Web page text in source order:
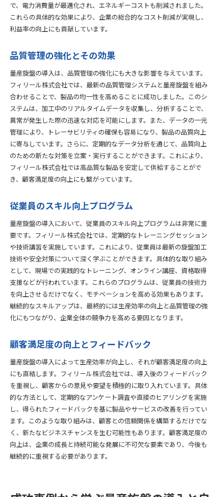
で、電力消費量が最適化され、エネルギーコストも削減されました。
これらの具体的な効果により、企業の総合的なコスト削減が実現し、
利益率の向上にも貢献しています。
品質管理の強化とその効果
量産旋盤の導入は、品質管理の強化にも大きな影響を与えています。
フィリール株式会社では、最新の品質管理システムと量産旋盤を組み
合わせることで、製品の均一性を高めることに成功しました。このシ
ステムは、加工中のリアルタイムデータを収集し、分析することで、
異常が発生した際の迅速な対応を可能にします。また、データの一元
管理により、トレーサビリティの確保も容易になり、製品の品質向上
に寄与しています。さらに、定期的なデータ分析を通じて、品質向上
のための新たな対策を立案・実行することができます。これにより、
フィリール株式会社では高品質な製品を安定して供給することがで
き、顧客満足度の向上にも繋がっています。
従業員のスキル向上プログラム
量産旋盤の導入において、従業員のスキル向上プログラムは非常に重
要です。フィリール株式会社では、定期的なトレーニングセッション
や技術講習を実施しています。これにより、従業員は最新の旋盤加工
技術や安全対策について深く学ぶことができます。具体的な取り組み
として、現場での実践的なトレーニング、オンライン講座、資格取得
支援などが行われています。これらのプログラムは、従業員の技術力
を向上させるだけでなく、モチベーションを高める効果もあります。
継続的なスキルアップは、最終的には生産効率の向上と品質管理の強
化にもつながり、企業全体の競争力を高める要因となります。
顧客満足度の向上とフィードバック
量産旋盤の導入によって生産効率が向上し、それが顧客満足度の向上
にも直結します。フィリール株式会社では、導入後のフィードバック
を重視し、顧客からの意見や要望を積極的に取り入れています。具体
的な方法として、定期的なアンケート調査や直接のヒアリングを実施
し、得られたフィードバックを基に製品やサービスの改善を行ってい
ます。このような取り組みは、顧客との信頼関係を構築するだけでな
く、新たなビジネスチャンスを生む可能性もあります。顧客満足度の
向上は、企業の成長と持続可能な発展に不可欠な要素であり、今後も
継続的に重視する必要があります。